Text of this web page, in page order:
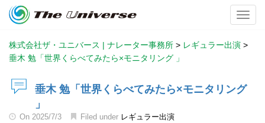
株式会社ザ・ユニバース | ナレーター事務所 > レギュラー出演 >
垂木 勉「世界くらべてみたら×モニタリング 」
垂木 勉「世界くらべてみたら×モニタリング
」
On 2025/7/3 Filed under レギュラー出演